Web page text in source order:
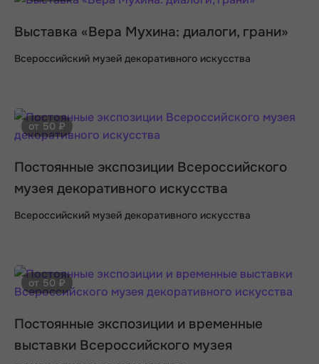
Выставка «Вера Мухина: диалоги, грани»
Всероссийский музей декоративного искусства
от 50 ₽
Постоянные экспозиции Всероссийского
музея декоративного искусства
Всероссийский музей декоративного искусства
от 50 ₽
Постоянные экспозиции и временные
выставки Всероссийского музея